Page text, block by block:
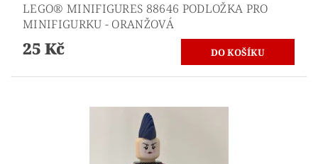
LEGO® MINIFIGURES 88646 PODLOŽKA PRO
MINIFIGURKU - ORANŽOVÁ
25 Kč